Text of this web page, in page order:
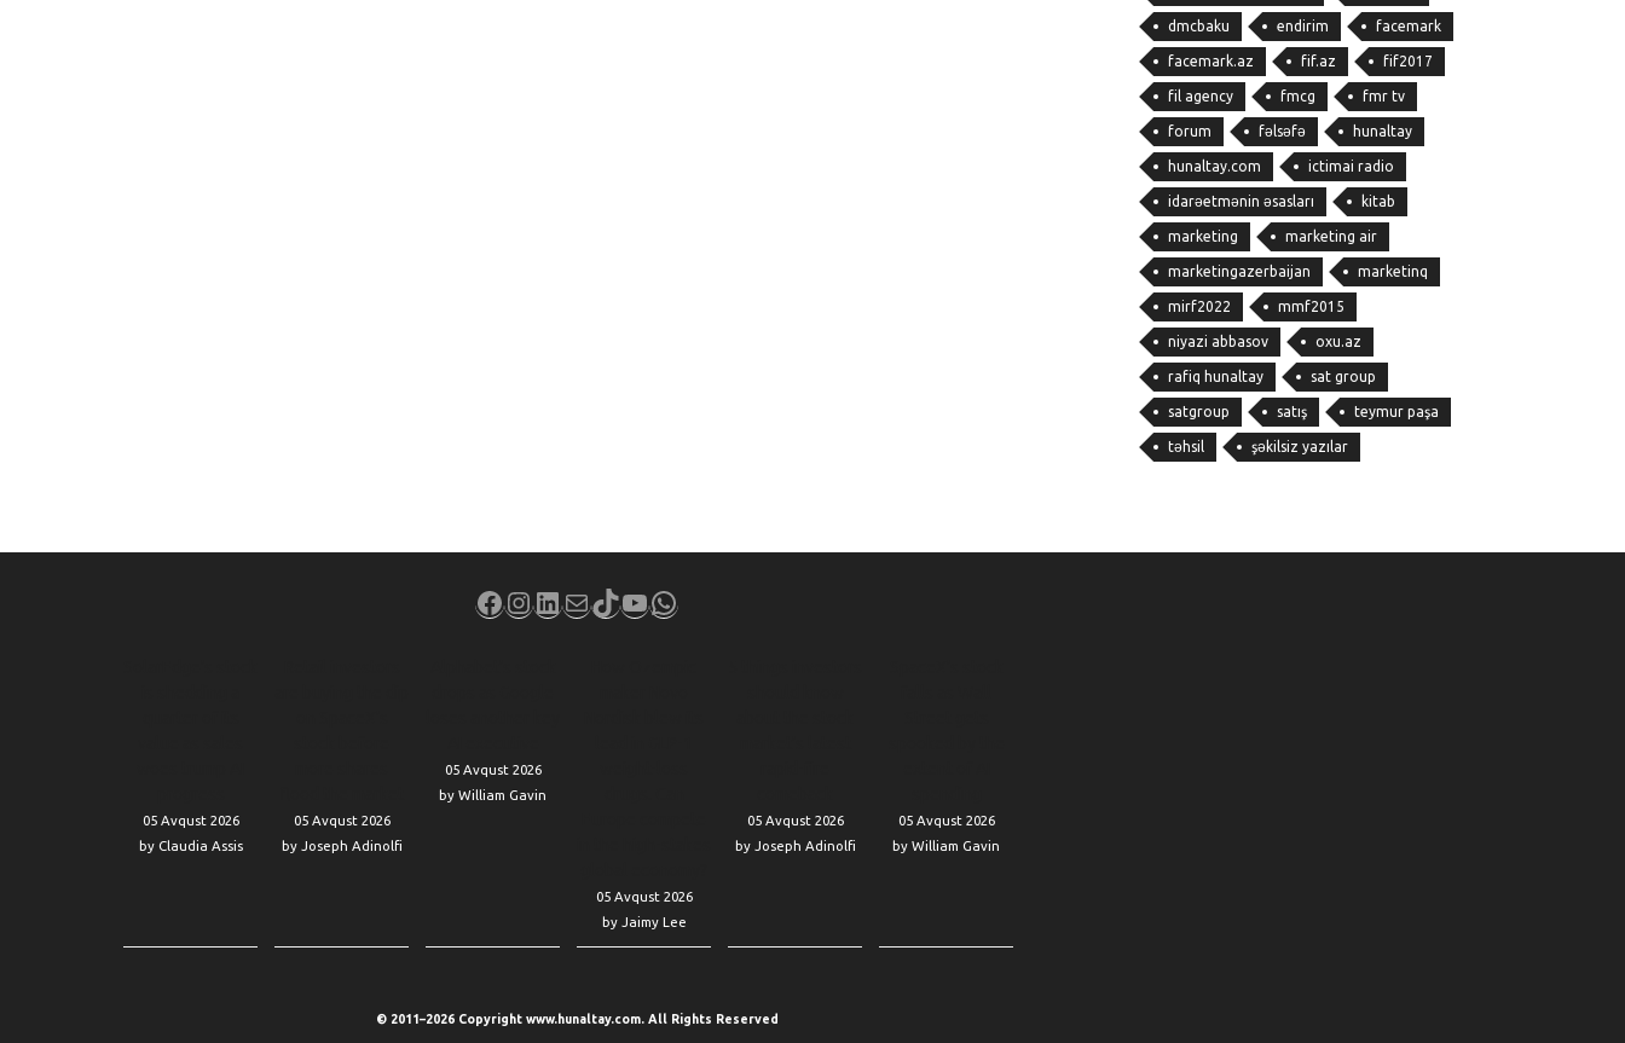
dmcbaku endirim facemark
facemark.az fif.az fif2017
fil agency fmcg fmr tv
forum fəlsəfə hunaltay
hunaltay.com ictimai radio
idarəetmənin əsasları kitab
marketing marketing air
marketingazerbaijan marketinq
mirf2022 mmf2015
niyazi abbasov oxu.az
rafiq hunaltay sat group
satgroup satış teymur paşa
təhsil şəkilsiz yazılar
Facebook
Instagram
LinkedIn
MailTikTok
YouTube
WhatsApp
05 Avqust 2026
by Claudia Assis
05 Avqust 2026
by Joseph Adinolfi
05 Avqust 2026
by William Gavin
05 Avqust 2026
by Jaimy Lee
05 Avqust 2026
by Joseph Adinolfi
05 Avqust 2026
by William Gavin
© 2011–2026 Copyright www.hunaltay.com. All Rights Reserved